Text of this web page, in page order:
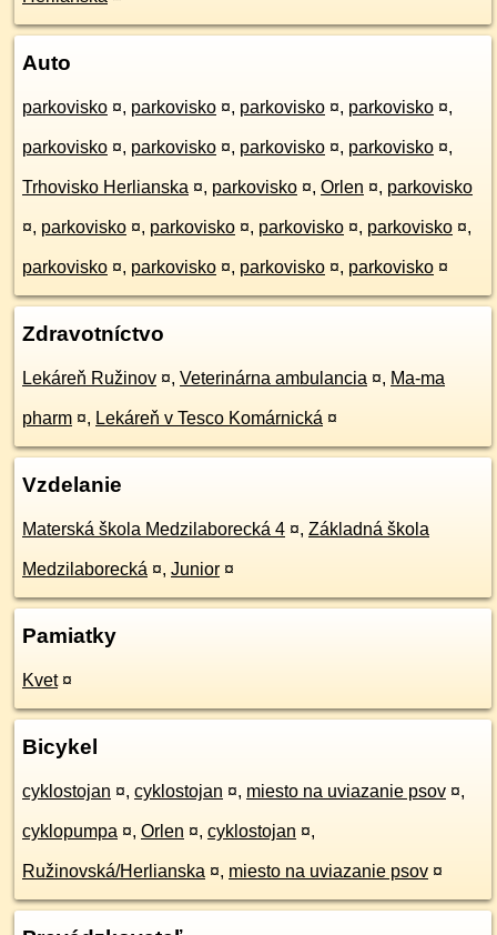
Auto
parkovisko ¤, parkovisko ¤, parkovisko ¤, parkovisko ¤,
parkovisko ¤, parkovisko ¤, parkovisko ¤, parkovisko ¤,
Trhovisko Herlianska ¤, parkovisko ¤, Orlen ¤, parkovisko
¤, parkovisko ¤, parkovisko ¤, parkovisko ¤, parkovisko ¤,
parkovisko ¤, parkovisko ¤, parkovisko ¤, parkovisko ¤
Zdravotníctvo
Lekáreň Ružinov ¤, Veterinárna ambulancia ¤, Ma-ma
pharm ¤, Lekáreň v Tesco Komárnická ¤
Vzdelanie
Materská škola Medzilaborecká 4 ¤, Základná škola
Medzilaborecká ¤, Junior ¤
Pamiatky
Kvet ¤
Bicykel
cyklostojan ¤, cyklostojan ¤, miesto na uviazanie psov ¤,
cyklopumpa ¤, Orlen ¤, cyklostojan ¤,
Ružinovská/Herlianska ¤, miesto na uviazanie psov ¤